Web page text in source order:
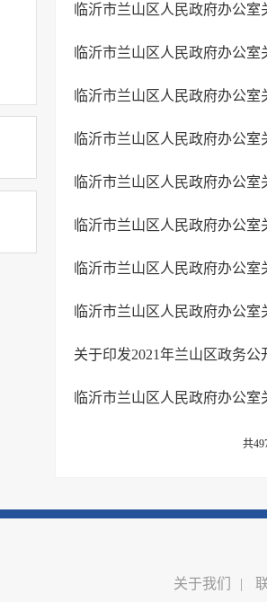
临沂市兰山区人民政府办公
关于印发2021年兰山区政务公
共
关于我们 |